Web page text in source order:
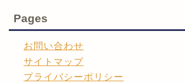
Pages
お問い合わせ
サイトマップ
プライバシーポリシー